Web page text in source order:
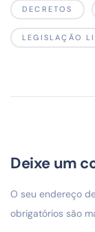
DECRETOS
LEGISLAÇÃO
Deixe um
O seu endereço
obrigatórios são